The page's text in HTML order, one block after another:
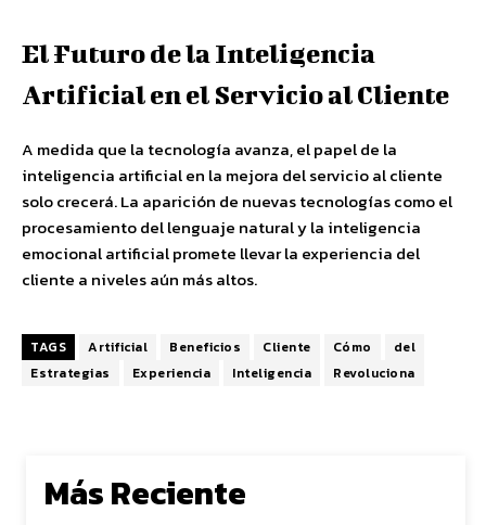
El Futuro de la Inteligencia
Artificial en el Servicio al Cliente
A medida que la tecnología avanza, el papel de la
inteligencia artificial en la mejora del servicio al cliente
solo crecerá. La aparición de nuevas tecnologías como el
procesamiento del lenguaje natural y la inteligencia
emocional artificial promete llevar la experiencia del
cliente a niveles aún más altos.
TAGS Artificial Beneficios Cliente Cómo
del
Estrategias
Experiencia Inteligencia Revoluciona
Más Reciente